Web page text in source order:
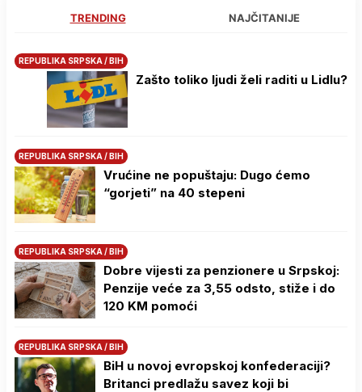
TRENDING NAJČITANIJE
REPUBLIKA SRPSKA / BIH
Zašto toliko ljudi želi raditi u Lidlu?
REPUBLIKA SRPSKA / BIH
Vrućine ne popuštaju: Dugo ćemo
“gorjeti” na 40 stepeni
REPUBLIKA SRPSKA / BIH
Dobre vijesti za penzionere u Srpskoj:
Penzije veće za 3,55 odsto, stiže i do
120 KM pomoći
REPUBLIKA SRPSKA / BIH
BiH u novoj evropskoj konfederaciji?
Britanci predlažu savez koji bi